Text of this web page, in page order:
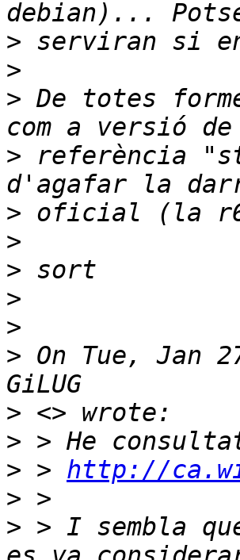
>
>
> De totes
> referència
>
>
>
>
>
> On Tue, Jan
>
>
> > http://
>
> > I sembla